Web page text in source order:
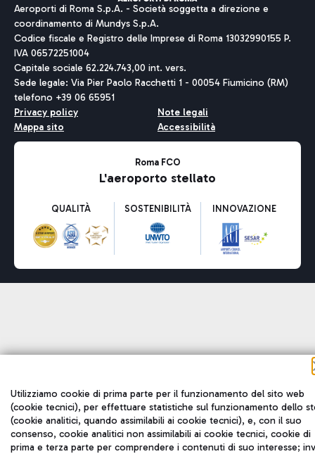
Aeroporti di Roma S.p.A. - Società soggetta a direzione e
coordinamento di Mundys S.p.A.
Codice fiscale e Registro delle Imprese di Roma 13032990155 P.
IVA 06572251004
Capitale sociale 62.224.743,00 int. vers.
Sede legale: Via Pier Paolo Racchetti 1 - 00054 Fiumicino (RM)
telefono +39 06 65951
Privacy policy
Note legali
Mappa sito
Accessibilità
Roma FCO
L'aeroporto stellato
QUALITÀ SOSTENIBILITÀ INNOVAZIONE
Utilizziamo cookie di prima parte per il funzionamento del sito web
(cookie tecnici), per effettuare statistiche sul funzionamento dello
(cookie analitici, quando assimilabili ai cookie tecnici), e, con il suo
consenso, cookie analitici non assimilabili ai cookie tecnici, cookie di
prima e terza parte per comprendere i contenuti di suo interesse;